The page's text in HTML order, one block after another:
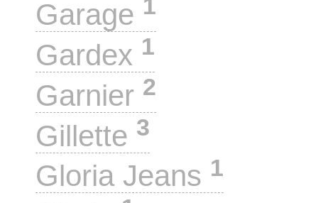
Garage 1
Gardex 1
Garnier 2
Gillette 3
Gloria Jeans 1